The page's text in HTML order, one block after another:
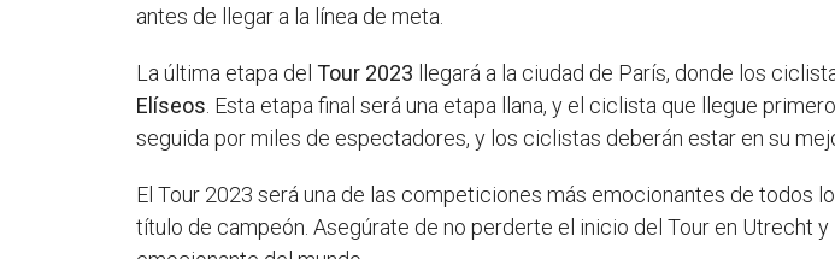
antes de llegar a la línea de meta.
La última etapa delTour 2023 llegará a la ciudad de París, donde los
Elíseos . Esta etapa final será una etapa llana, y el ciclista que llegue
seguida por miles de espectadores, y los ciclistas deberán estar en su
El Tour 2023 será una de las competiciones más emocionantes de
título de campeón. Asegúrate de no perderte el inicio del Tour en Utrecht